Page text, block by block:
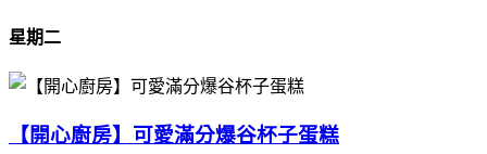
星期二
【開心廚房】可愛滿分爆谷杯子蛋糕